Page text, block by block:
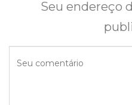
Seu endereço